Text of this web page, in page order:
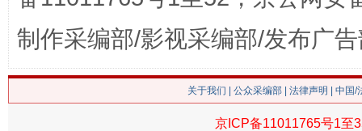
制作采编部/影视采编部/发布广
关于我们 公众采编部 法律声明 | 中国
京ICP备11011765号1至